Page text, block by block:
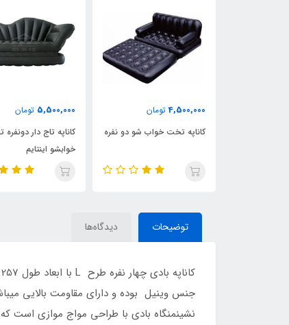
4,500,000 تومان
کاناپه تخت خواب شو دو نفره
5,500,000 تومان
کاناپه تاج دار دونفره تخت
خوابشو اینتایم
توضیحات دیدگاه‌ها
جنس وینیل بوده و دارای مقاومت بالایی
نشینمنگاه بادی با طراحی مواج موازی است